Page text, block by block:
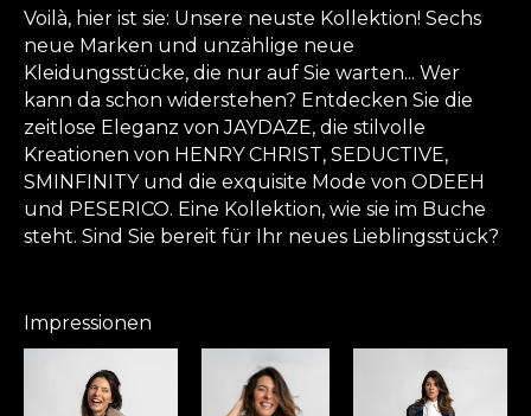
Voilà, hier ist sie: Unsere neuste Kollektion! Sechs
neue Marken und unzählige neue
Kleidungsstücke, die nur auf Sie warten... Wer
kann da schon widerstehen? Entdecken Sie die
zeitlose Eleganz von JAYDAZE, die stilvolle
Kreationen von HENRY CHRIST, SEDUCTIVE,
SMINFINITY und die exquisite Mode von ODEEH
und PESERICO. Eine Kollektion, wie sie im Buche
steht. Sind Sie bereit für Ihr neues Lieblingsstück?
Impressionen